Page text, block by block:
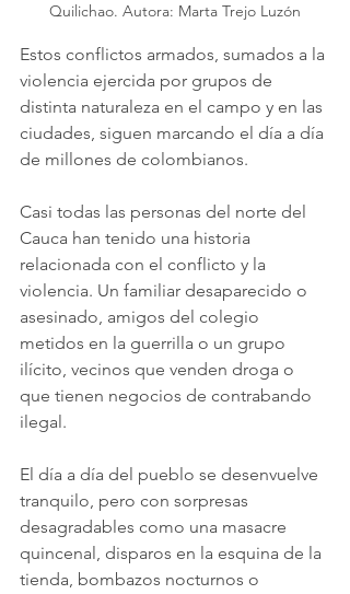
Quilichao. Autora: Marta Trejo Luzón
Estos conflictos armados, sumados a la
violencia ejercida por grupos de
distinta naturaleza en el campo y en las
ciudades, siguen marcando el día a día
de millones de colombianos.
Casi todas las personas del norte del
Cauca han tenido una historia
relacionada con el conflicto y la
violencia. Un familiar desaparecido o
asesinado, amigos del colegio
metidos en la guerrilla o un grupo
ilícito, vecinos que venden droga o
que tienen negocios de contrabando
ilegal.
El día a día del pueblo se desenvuelve
tranquilo, pero con sorpresas
desagradables como una masacre
quincenal, disparos en la esquina de la
tienda, bombazos nocturnos o